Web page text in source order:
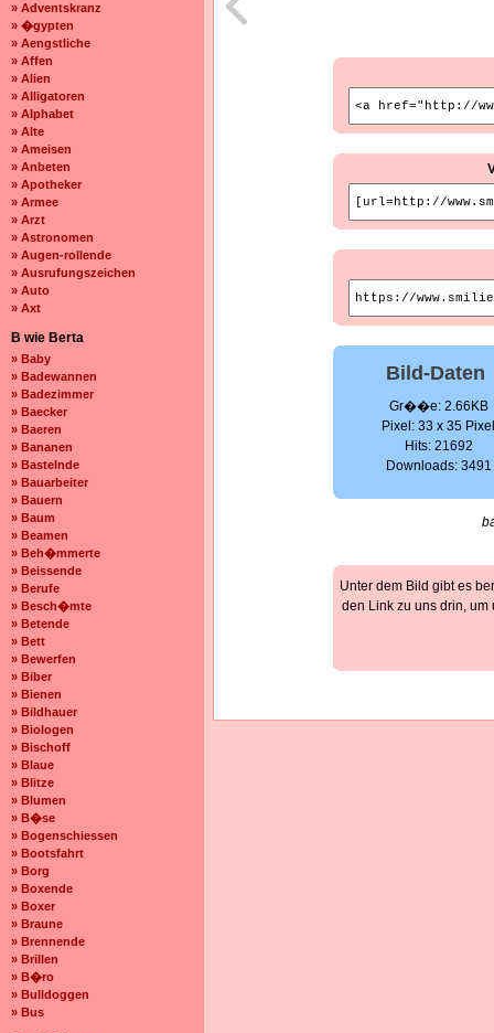
» Adventskranz
» �gypten
» Aengstliche
» Affen
» Alien
» Alligatoren
» Alphabet
» Alte
» Ameisen
» Anbeten
» Apotheker
» Armee
» Arzt
» Astronomen
» Augen-rollende
» Ausrufungszeichen
» Auto
» Axt
B wie Berta
» Baby
» Badewannen
» Badezimmer
» Baecker
» Baeren
» Bananen
» Bastelnde
» Bauarbeiter
» Bauern
» Baum
» Beamen
» Beh�mmerte
» Beissende
» Berufe
» Besch�mte
» Betende
» Bett
» Bewerfen
» Biber
» Bienen
» Bildhauer
» Biologen
» Bischoff
» Blaue
» Blitze
» Blumen
» B�se
» Bogenschiessen
» Bootsfahrt
» Borg
» Boxende
» Boxer
» Braune
» Brennende
» Brillen
» B�ro
» Bulldoggen
» Bus
Bild-Daten
Gr��e: 2.66KB
Pixel: 33 x 35
Hits: 21692
Downloads: 3491
Unter dem Bild gibt es
den Link zu uns drin,